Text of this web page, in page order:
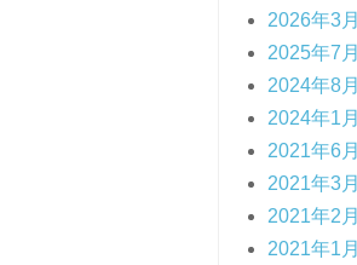
2026年3月
2025年7月
2024年8月
2024年1月
2021年6月
2021年3月
2021年2月
2021年1月